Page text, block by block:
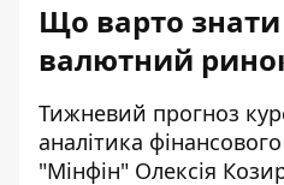
Що варто
валютний
Тижневий прогноз
аналітика
"Мінфін" Олексія